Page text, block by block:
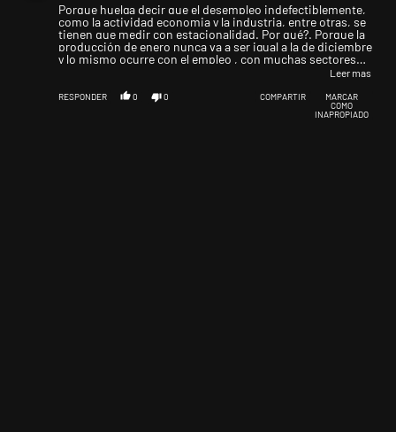
Porque huelga decir que el desempleo indefectiblemente,
como la actividad economia y la industria, entre otras, se
tienen que medir con estacionalidad. Por qué?. Porque la
producción de enero nunca va a ser igual a la de diciembre
y lo mismo ocurre con el empleo , con muchas sectores
de recordarselo o repreguntarle
Leer mas
RESPONDER 0 0 COMPARTIR
MARCAR
COMO
INAPROPIADO